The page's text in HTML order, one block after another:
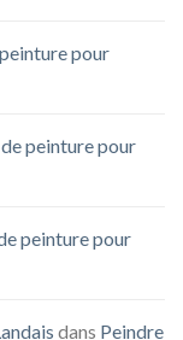
pour
peinture pour
peinture pour
dans Peindre